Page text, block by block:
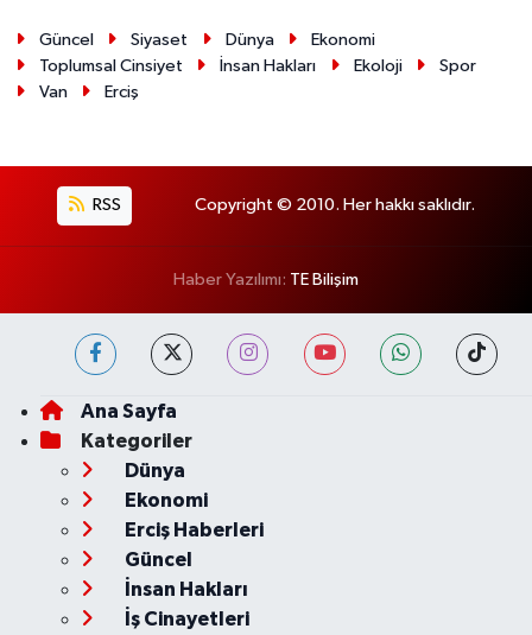
Güncel Siyaset Dünya
Ekonomi
Toplumsal Cinsiyet
İnsan Hakları Ekoloji
Spor
Van
Erciş
RSS Copyright © 2010. Her hakkı saklıdır.
Haber Yazılımı: TE Bilişim
Ana Sayfa
Kategoriler
Dünya
Ekonomi
Erciş Haberleri
Güncel
İnsan Hakları
İş Cinayetleri